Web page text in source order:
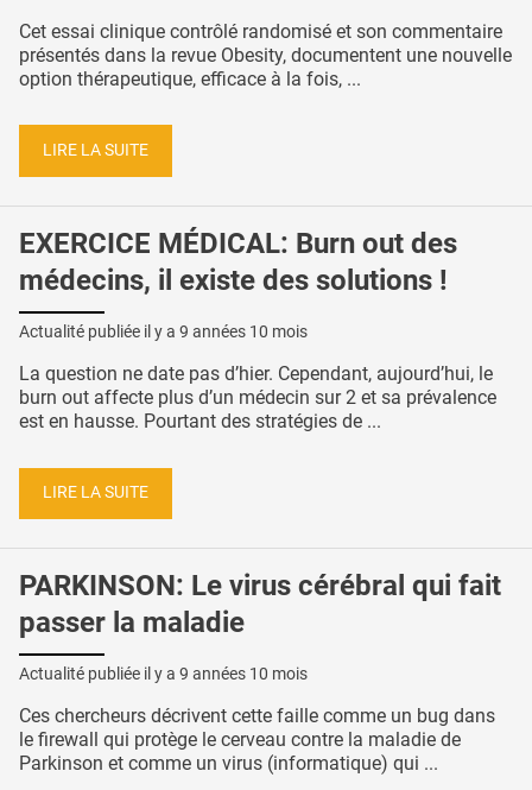
Cet essai clinique contrôlé randomisé et son commentaire
présentés dans la revue Obesity, documentent une nouvelle
option thérapeutique, efficace à la fois, ...
LIRE LA SUITE
EXERCICE MÉDICAL: Burn out des
médecins, il existe des solutions !
Actualité publiée il y a 9 années 10 mois
La question ne date pas d’hier. Cependant, aujourd’hui, le
burn out affecte plus d’un médecin sur 2 et sa prévalence
est en hausse. Pourtant des stratégies de ...
LIRE LA SUITE
PARKINSON: Le virus cérébral qui fait
passer la maladie
Actualité publiée il y a 9 années 10 mois
Ces chercheurs décrivent cette faille comme un bug dans
le firewall qui protège le cerveau contre la maladie de
Parkinson et comme un virus (informatique) qui ...